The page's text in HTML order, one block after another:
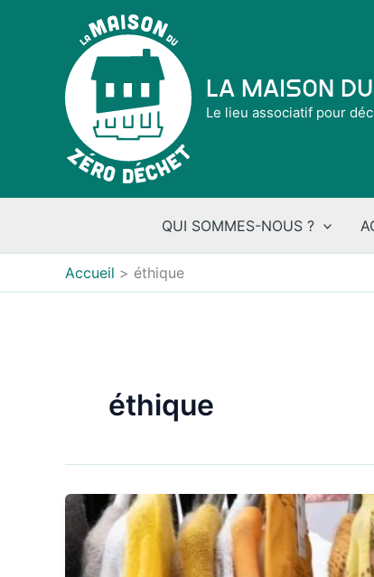
La Maison
Le lieu associatif pour
QUI SOMMES-NOUS ?
Accueil éthique
éthique